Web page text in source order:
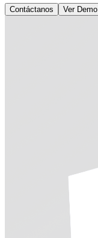
Contáctanos Ver Demo